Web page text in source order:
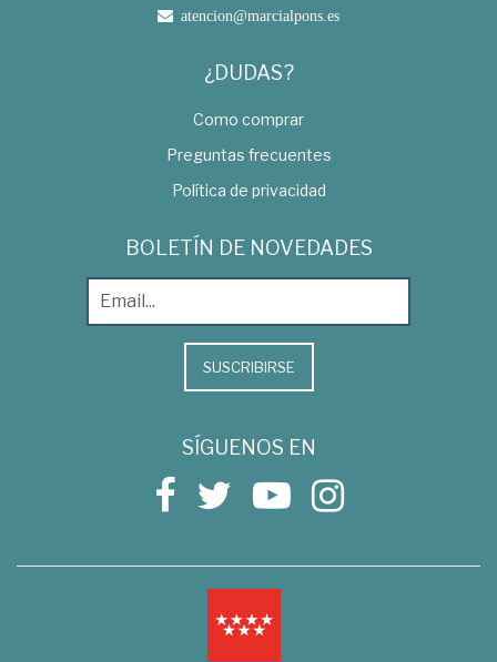
atencion@marcialpons.es
¿DUDAS?
Como comprar
Preguntas frecuentes
Política de privacidad
BOLETÍN DE NOVEDADES
SUSCRIBIRSE
SÍGUENOS EN